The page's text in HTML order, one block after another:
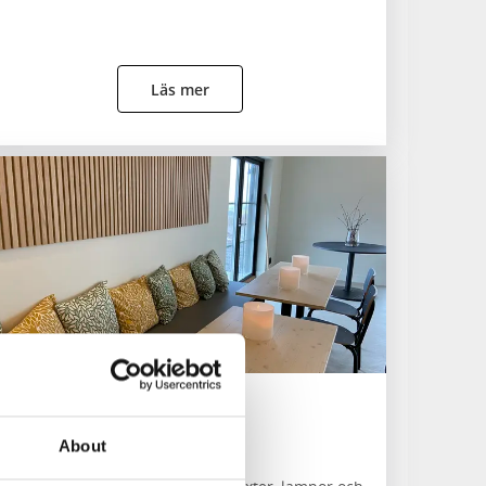
About
Läs mer
Kdesign